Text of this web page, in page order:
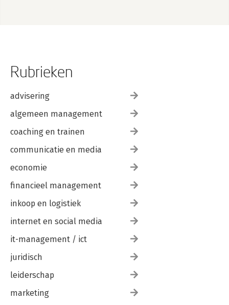
Rubrieken
advisering
algemeen management
coaching en trainen
communicatie en media
economie
financieel management
inkoop en logistiek
internet en social media
it-management / ict
juridisch
leiderschap
marketing